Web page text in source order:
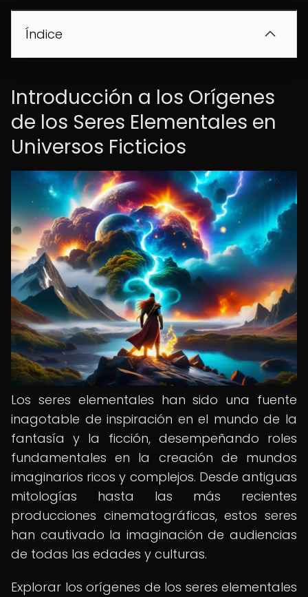
Índice
Introducción a los Orígenes
de los Seres Elementales en
Universos Ficticios
Los seres elementales han sido una fuente
inagotable de inspiración en el mundo de la
fantasía y la ficción, desempeñando roles
fundamentales en la creación de mundos
imaginarios ricos y complejos. Desde antiguas
mitologías hasta las más recientes
producciones cinematográficas, estos seres
han cautivado la imaginación de audiencias
de todas las edades y culturas.
Explorar los orígenes de los seres elementales